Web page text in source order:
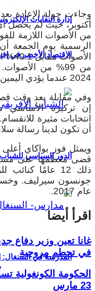
إدارة النفايات
الاقتصاد الأخضر في
الدور السياسي
المدرسة في السنغال:
وجاءت جولة الإعادة
من الأصوات اللازمة
من 99% من
2024 عندما يؤدي اليمين.
وفي مقابلة بعد وقت
إن تركيزه الأساسي
انتخابات مثيرة
أن تكون لدينا رسالة
ويمثل فوز بواكاي
قضى معظمها على
ذلك 12 عامًا
جونسون سيرليف. وخسر
عام 2017.
اقرأ أيضا
غانا تعين وزير دفاع
في تحطم مروحية
23 مارس